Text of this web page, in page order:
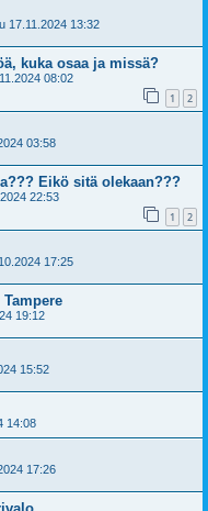
17.11.2024 13:32
kuka osaa ja missä?
08:02
1 2
03:58
Eikö sitä olekaan???
22:53
1 2
17:25
Tampere
19:12
15:52
14:08
17:26